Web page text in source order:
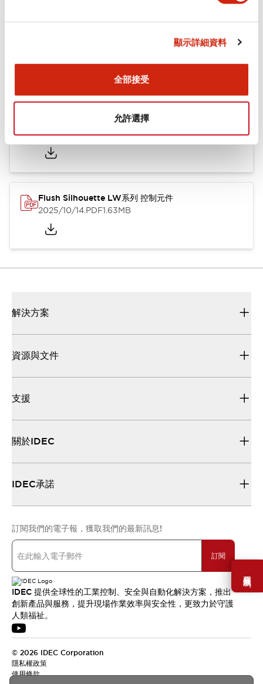
顯示詳細資料
全部接受
允許選擇
需要幫助嗎？
認證與標準
Flush Silhouette LW系列 控制元件 (英文版)
2025/09/19.PDF1.23MB
Flush Silhouette LW系列 控制元件
2025/10/14.PDF1.63MB
解決方案
資源與文件
支援
關於IDEC
IDEC承諾
訂閱我們的電子報，獲取我們的最新訊息!
訂閱
IDEC 提供全球性的工業控制、安全與自動化解決方案，推出
創新產品與服務，提升現場作業效率與安全性，更致力於守護
人類福祉。
© 2026 IDEC Corporation
隱私權政策
使用條款